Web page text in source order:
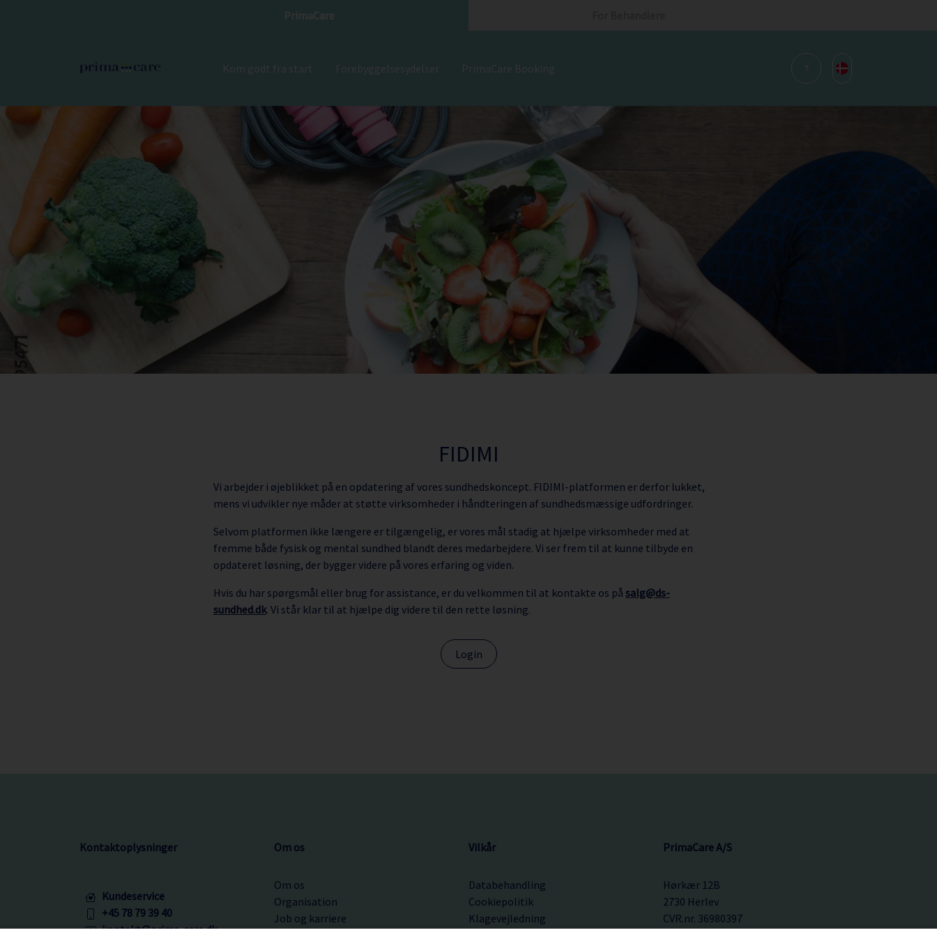
PrimaCare
Kom godt fra start Forebyggelsesydelser PrimaCare Booking
FIDIMI
Vi arbejder i øjeblikket på en opdatering af vores sundhedskoncept. FIDIMI-platformen er derfor lukket,
mens vi udvikler nye måder at støtte virksomheder i håndteringen af sundhedsmæssige udfordringer.
Selvom platformen ikke længere er tilgængelig, er vores mål stadig at hjælpe virksomheder med at
fremme både fysisk og mental sundhed blandt deres medarbejdere. Vi ser frem til at kunne tilbyde en
opdateret løsning, der bygger videre på vores erfaring og viden.
Hvis du har spørgsmål eller brug for assistance, er du velkommen til at kontakte os på salg@ds-
sundhed.dk. Vi står klar til at hjælpe dig videre til den rette løsning.
Login
Kontaktoplysninger
Kundeservice
+45 78 79 39 40
kontakt@prima-care.dk
Om os
Om os
Organisation
Job og karriere
Vilkår
Databehandling
Cookiepolitik
Klagevejledning
PrimaCare A/S
Hørkær 12B
2730 Herlev
CVR.nr. 36980397